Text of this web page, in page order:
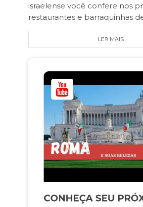
israelense você confere nos
restaurantes e barraquinhas
LER MAIS